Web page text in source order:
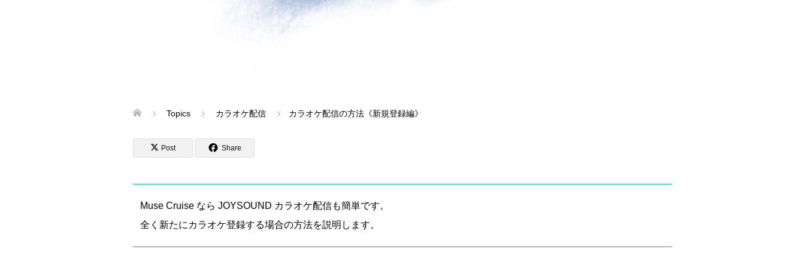
Topics カラオケ配信 カラオケ配信の方法《新規登録編》
Post Share
Muse Cruise なら JOYSOUND カラオケ配信も簡単です。
全く新たにカラオケ登録する場合の方法を説明します。